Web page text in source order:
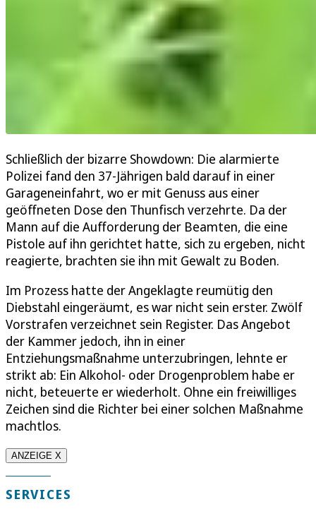
Schließlich der bizarre Showdown: Die alarmierte
Polizei fand den 37-Jährigen bald darauf in einer
Garageneinfahrt, wo er mit Genuss aus einer
geöffneten Dose den Thunfisch verzehrte. Da der
Mann auf die Aufforderung der Beamten, die eine
Pistole auf ihn gerichtet hatte, sich zu ergeben, nicht
reagierte, brachten sie ihn mit Gewalt zu Boden.
Im Prozess hatte der Angeklagte reumütig den
Diebstahl eingeräumt, es war nicht sein erster. Zwölf
Vorstrafen verzeichnet sein Register. Das Angebot
der Kammer jedoch, ihn in einer
Entziehungsmaßnahme unterzubringen, lehnte er
strikt ab: Ein Alkohol- oder Drogenproblem habe er
nicht, beteuerte er wiederholt. Ohne ein freiwilliges
Zeichen sind die Richter bei einer solchen Maßnahme
machtlos.
ANZEIGE X
SERVICES